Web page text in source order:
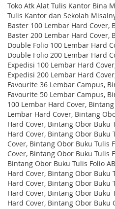
Toko Atk Alat Tulis Kantor Bina
Tulis Kantor dan Sekolah
Baster 100 Lembar Hard Cover,
Baster 200 Lembar Hard Cover,
Double Folio 100 Lembar Hard
Double Folio 200 Lembar Hard
Expedisi 100 Lembar Hard
Expedisi 200 Lembar Hard
Favourite 36 Lembar Campus,
Favourite 50 Lembar Campus,
100 Lembar Hard Cover,
Lembar Hard Cover, Bintang
Hard Cover, Bintang Obor Buku
Hard Cover, Bintang Obor Buku
Cover, Bintang Obor Buku Tulis
Cover, Bintang Obor Buku Tulis
Bintang Obor Buku Tulis Folio
Hard Cover, Bintang Obor Buku
Hard Cover, Bintang Obor Buku
Hard Cover, Bintang Obor Buku
Hard Cover, Bintang Obor Buku